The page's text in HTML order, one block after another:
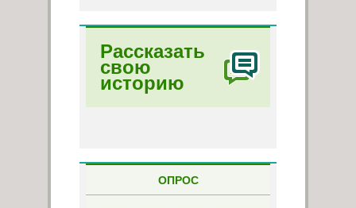
Рассказать
свою
историю
ОПРОС